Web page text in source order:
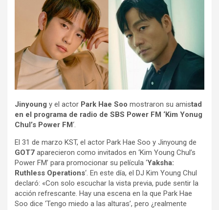
Jinyoung y el actor Park Hae Soo mostraron su amistad
en el programa de radio de SBS Power FM ‘Kim Yonug
Chul’s Power FM‘.
El 31 de marzo KST, el actor Park Hae Soo y Jinyoung de
GOT7 aparecieron como invitados en ‘Kim Young Chul’s
Power FM’ para promocionar su película ‘Yaksha:
Ruthless Operations‘. En este día, el DJ Kim Young Chul
declaró: «Con solo escuchar la vista previa, pude sentir la
acción refrescante. Hay una escena en la que Park Hae
Soo dice ‘Tengo miedo a las alturas’, pero ¿realmente